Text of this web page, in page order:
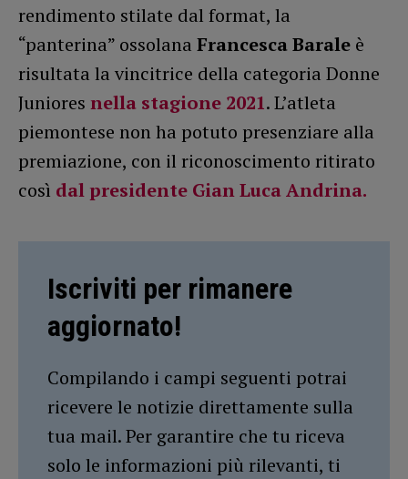
rendimento stilate dal format, la
“panterina” ossolana Francesca Barale è
risultata la vincitrice della categoria Donne
Juniores nella stagione 2021. L’atleta
piemontese non ha potuto presenziare alla
premiazione, con il riconoscimento ritirato
così dal presidente Gian Luca Andrina.
Iscriviti per rimanere
aggiornato!
Compilando i campi seguenti potrai
ricevere le notizie direttamente sulla
tua mail. Per garantire che tu riceva
solo le informazioni più rilevanti, ti